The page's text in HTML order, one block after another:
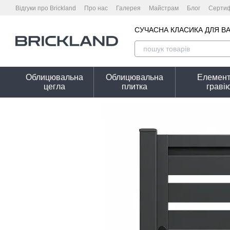
Перейти до основного контенту
Відгуки про Brickland Про нас Галерея Майстрам Блог
Калькулятор огорожі онлайн — розрахунок необхідної кількості цегли
СУЧАСНА КЛАСИКА ДЛЯ
Облицювальна
цегла
Облицювальна
плитка